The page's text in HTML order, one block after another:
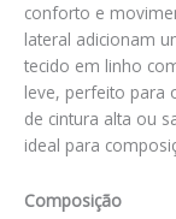
conforto e
lateral adicionam
tecido em linho
leve, perfeito para
de cintura alta ou
ideal para
Composição